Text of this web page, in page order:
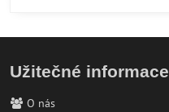
Užitečné informace
O nás